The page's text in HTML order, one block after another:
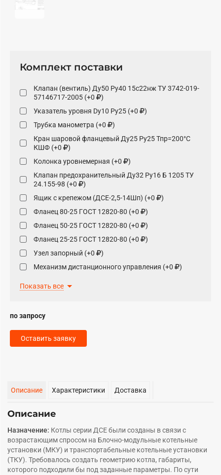
Комплект поставки
Клапан (вентиль) Ду50 Pу40 15с22нж ТУ 3742-019-
57146717-2005 (+0
)
Указатель уровня Dy10 Py25 (+0
)
Трубка манометра (+0
)
Кран шаровой фланцевый Ду25 Ру25 Тпр=200°С
КШФ (+0
)
Колонка уровнемерная (+0
)
Клапан предохранительный Ду32 Ру16 Б 1205 ТУ
24.155-98 (+0
)
Ящик с крепежом (ДСЕ-2,5-14Шп) (+0
)
Фланец 80-25 ГОСТ 12820-80 (+0
)
Фланец 50-25 ГОСТ 12820-80 (+0
)
Фланец 25-25 ГОСТ 12820-80 (+0
)
Узел запорный (+0
)
Механизм дистанционного управления (+0
)
КОП 50-40 ТУ 3741-003-07533604-94 (+0
Ящик с крепежом (ДСЕ-2,5-14Шп) (+0
Показать все
по запросу
Оставить заявку
Описание Характеристики Доставка
Описание
Назначение: Котлы серии ДСЕ были созданы в связи с
возрастающим спросом на Блочно-модульные котельные
установки (МКУ) и транспортабельные котельные установки
(ТКУ). Требовалось создать геометрию котла, габариты,
которого подходили бы под заданные параметры. По сути